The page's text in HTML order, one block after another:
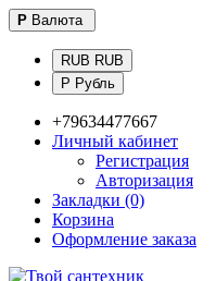
Р Валюта
RUB RUB
Р Рубль
+79634477667
Личный кабинет
Регистрация
Авторизация
Закладки (0)
Корзина
Оформление заказа